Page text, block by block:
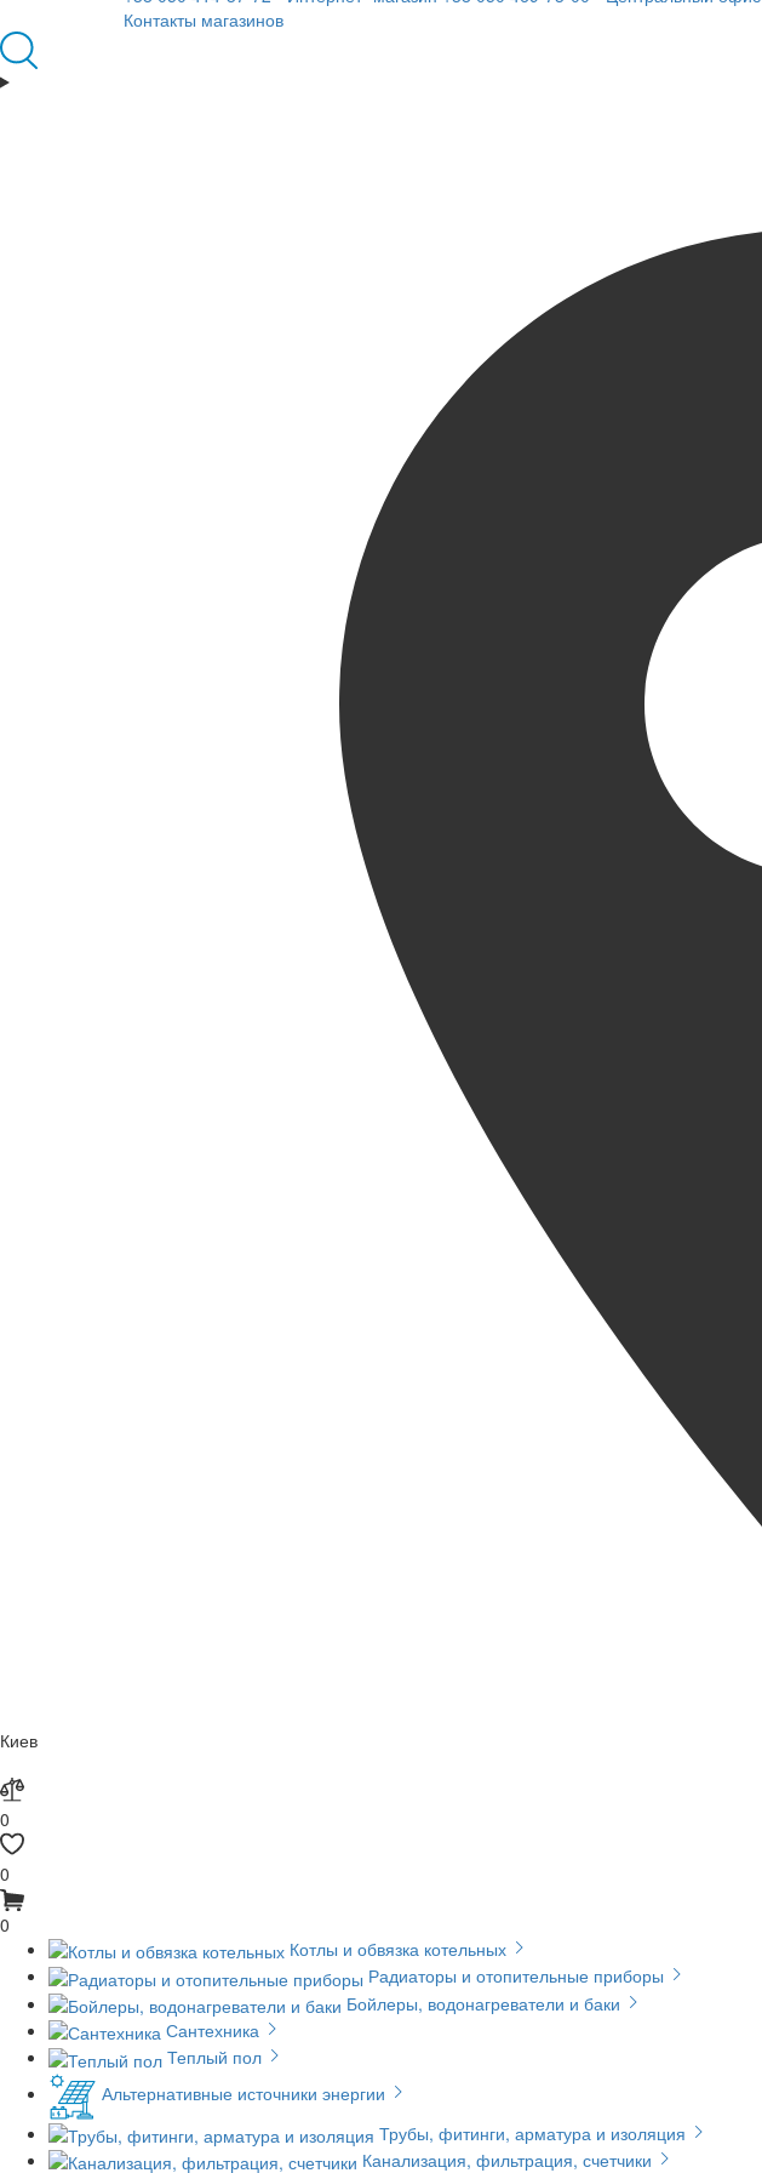
Контакты магазинов
Киев
0
0
0
Котлы и обвязка котельных
Радиаторы и отопительные приборы
Бойлеры, водонагреватели и баки
Сантехника
Теплый пол
Альтернативные источники энергии
Трубы, фитинги, арматура и изоляция
Канализация, фильтрация, счетчики